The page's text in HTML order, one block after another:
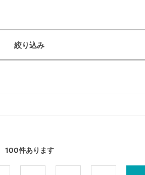
絞り込み
100件あります